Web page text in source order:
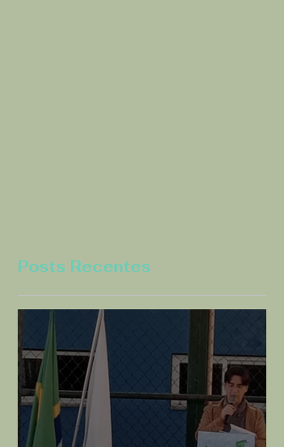
Posts Recentes